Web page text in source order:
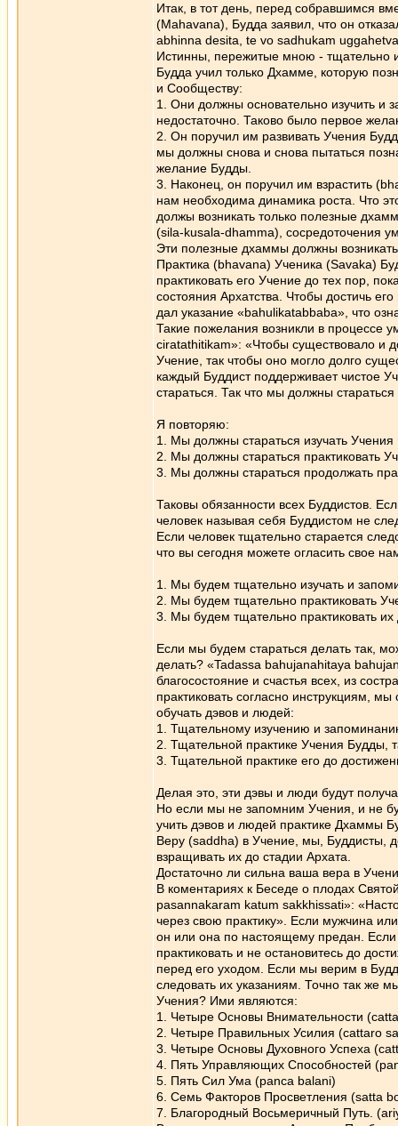
Итак, в тот день, перед собравшимся
(Mahаvana), Будда заявил, что он
abhinnа desitа, te vo sаdhukam
Истинны, пережитые мною - тщательно
Будда учил только Дхамме, которую
и Сообществу:
1. Они должны основательно изучить и
недостаточно. Таково было первое
2. Он поручил им развивать Учения
мы должны снова и снова пытаться
желание Будды.
3. Наконец, он поручил им взрастить
нам необходима динамика роста. Что
должы возникать только полезные
(sila-kusala-dhamma), сосредоточения
Эти полезные дхаммы должны
Практика (bhаvanа) Ученика (Savaka)
практиковать его Учение до тех пор,
состояния Архатства. Чтобы достичь
дал указание «bahulikаtabbaba», что
Такие пожелания возникли в процессе
ciratathitikam»: «Чтобы существовало и
Учение, так чтобы оно могло долго
каждый Буддист поддерживает чистое
стараться. Так что мы должны стараться
Я повторяю:
1. Мы должны стараться изучать
2. Мы должны стараться практиковать
3. Мы должны стараться продолжать
Таковы обязанности всех Буддистов.
человек называя себя Буддистом не
Если человек тщательно старается
что вы сегодня можете огласить свое
1. Мы будем тщательно изучать и
2. Мы будем тщательно практиковать
3. Мы будем тщательно практиковать их
Если мы будем стараться делать так,
делать? «Tadassa bahujanahitаya
благосостояние и счастья всех, из
практиковать согласно инструкциям,
обучать дэвов и людей:
1. Тщательному изучению и
2. Тщательной практике Учения Будды,
3. Тщательной практике его до
Делая это, эти дэвы и люди будут
Но если мы не запомним Учения, и не
учить дэвов и людей практике Дхаммы
Веру (saddhа) в Учение, мы, Буддисты,
взращивать их до стадии Архата.
Достаточно ли сильна ваша вера в
В коментариях к Беседе о плодах
pasannаkаram kаtum sakkhissati»:
через свою практику». Если мужчина
он или она по настоящему предан.
практиковать и не остановитесь до
перед его уходом. Если мы верим в
следовать их указаниям. Точно так же
Учения? Ими являются:
1. Четыре Основы Внимательности
2. Четыре Правильных Усилия (cattаro
3. Четыре Основы Духовного Успеха
4. Пять Управляющих Способностей
5. Пять Сил Ума (panca balаni)
6. Семь Факторов Просветления (satta
7. Благородный Восьмеричный Путь.